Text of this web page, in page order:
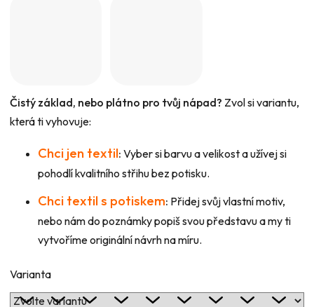
Čistý základ, nebo plátno pro tvůj nápad? Zvol si variantu,
která ti vyhovuje:
Chci jen textil: Vyber si barvu a velikost a užívej si
pohodlí kvalitního střihu bez potisku.
Chci textil s potiskem: Přidej svůj vlastní motiv,
nebo nám do poznámky popiš svou představu a my ti
vytvoříme originální návrh na míru.
Varianta